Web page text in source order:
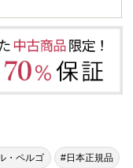
・ペルゴ #日本正規品